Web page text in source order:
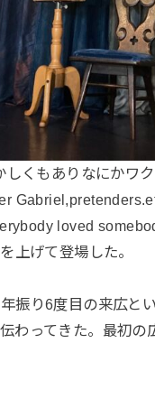
くもありなにかワ
loved
上げて登場した。
振り6度目の来広と
わってきた。最初